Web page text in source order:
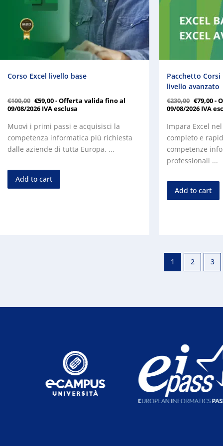
Corso Excel livello base
€100,00 €59,00- Offerta valida fino al
09/08/2026 IVA esclusa
Muovi i primi passi e acquisisci la
competenza informatica più richiesta
dalle aziende di tutta Europa. ...
Add to cart
Pacchetto Corsi
livello avanzato
€230,00 €79,00-
09/08/2026IVA
Impara Excel
completo e
competenze
professionali ...
Add to cart
1 2 3